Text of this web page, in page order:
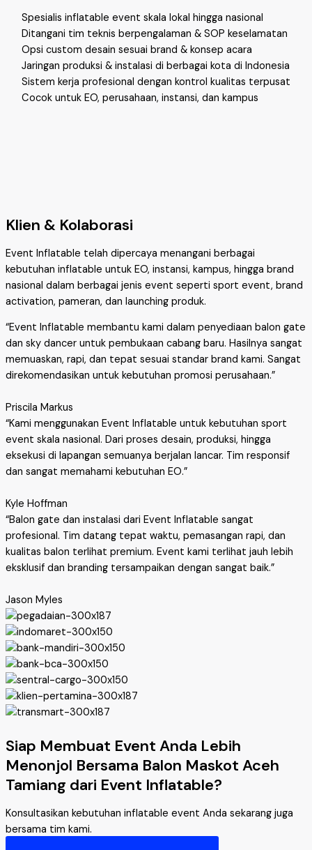
Spesialis inflatable event skala lokal hingga nasional
Ditangani tim teknis berpengalaman & SOP keselamatan
Opsi custom desain sesuai brand & konsep acara
Jaringan produksi & instalasi di berbagai kota di Indonesia
Sistem kerja profesional dengan kontrol kualitas terpusat
Cocok untuk EO, perusahaan, instansi, dan kampus
Klien & Kolaborasi
Event Inflatable telah dipercaya menangani berbagai
kebutuhan inflatable untuk EO, instansi, kampus, hingga brand
nasional dalam berbagai jenis event seperti sport event, brand
activation, pameran, dan launching produk.
“Event Inflatable membantu kami dalam penyediaan balon gate
dan sky dancer untuk pembukaan cabang baru. Hasilnya sangat
memuaskan, rapi, dan tepat sesuai standar brand kami. Sangat
direkomendasikan untuk kebutuhan promosi perusahaan.”
Priscila Markus
“Kami menggunakan Event Inflatable untuk kebutuhan sport
event skala nasional. Dari proses desain, produksi, hingga
eksekusi di lapangan semuanya berjalan lancar. Tim responsif
dan sangat memahami kebutuhan EO.”
Kyle Hoffman
“Balon gate dan instalasi dari Event Inflatable sangat
profesional. Tim datang tepat waktu, pemasangan rapi, dan
kualitas balon terlihat premium. Event kami terlihat jauh lebih
eksklusif dan branding tersampaikan dengan sangat baik.”
Jason Myles
Siap Membuat Event Anda Lebih
Menonjol Bersama Balon Maskot Aceh
Tamiang dari Event Inflatable?
Konsultasikan kebutuhan inflatable event Anda sekarang juga
bersama tim kami.